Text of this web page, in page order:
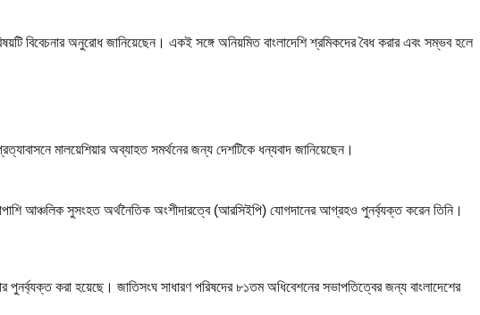
বিবেচনার অনুরোধ জানিয়েছেন। একই সঙ্গে অনিয়মিত বাংলাদেশি শ্রমিকদের বৈধ করার এবং সম্ভব হলে
মালয়েশিয়ার অব্যাহত সমর্থনের জন্য দেশটিকে ধন্যবাদ জানিয়েছেন।
আঞ্চলিক সুসংহত অর্থনৈতিক অংশীদারত্বে (আরসিইপি) যোগদানের আগ্রহও পুনর্ব্যক্ত করেন তিনি।
করা হয়েছে। জাতিসংঘ সাধারণ পরিষদের ৮১তম অধিবেশনের সভাপতিত্বের জন্য বাংলাদেশের